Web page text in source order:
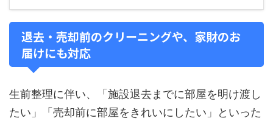
退去・売却前のクリーニングや、家財のお
届けにも対応
生前整理に伴い、「施設退去までに部屋を明け渡し
たい」「売却前に部屋をきれいにしたい」といった